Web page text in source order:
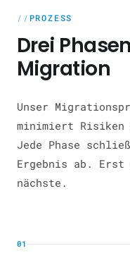
PROZESS
Drei
Migration
Unser
minimiert Risiken
Jede Phase
Ergebnis ab.
nächste.
01